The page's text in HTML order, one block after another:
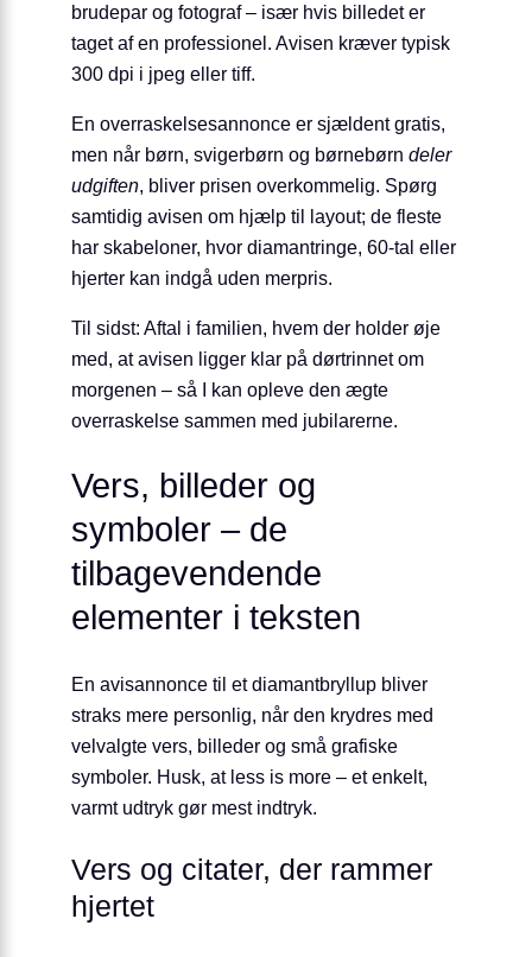
brudepar og fotograf – især hvis billedet er
taget af en professionel. Avisen kræver typisk
300 dpi i jpeg eller tiff.
En overraskelsesannonce er sjældent gratis,
men når børn, svigerbørn og børnebørn deler
udgiften, bliver prisen overkommelig. Spørg
samtidig avisen om hjælp til layout; de fleste
har skabeloner, hvor diamantringe, 60-tal eller
hjerter kan indgå uden merpris.
Til sidst: Aftal i familien, hvem der holder øje
med, at avisen ligger klar på dørtrinnet om
morgenen – så I kan opleve den ægte
overraskelse sammen med jubilarerne.
Vers, billeder og
symboler – de
tilbagevendende
elementer i teksten
En avisannonce til et diamantbryllup bliver
straks mere personlig, når den krydres med
velvalgte vers, billeder og små grafiske
symboler. Husk, at less is more – et enkelt,
varmt udtryk gør mest indtryk.
Vers og citater, der rammer
hjertet